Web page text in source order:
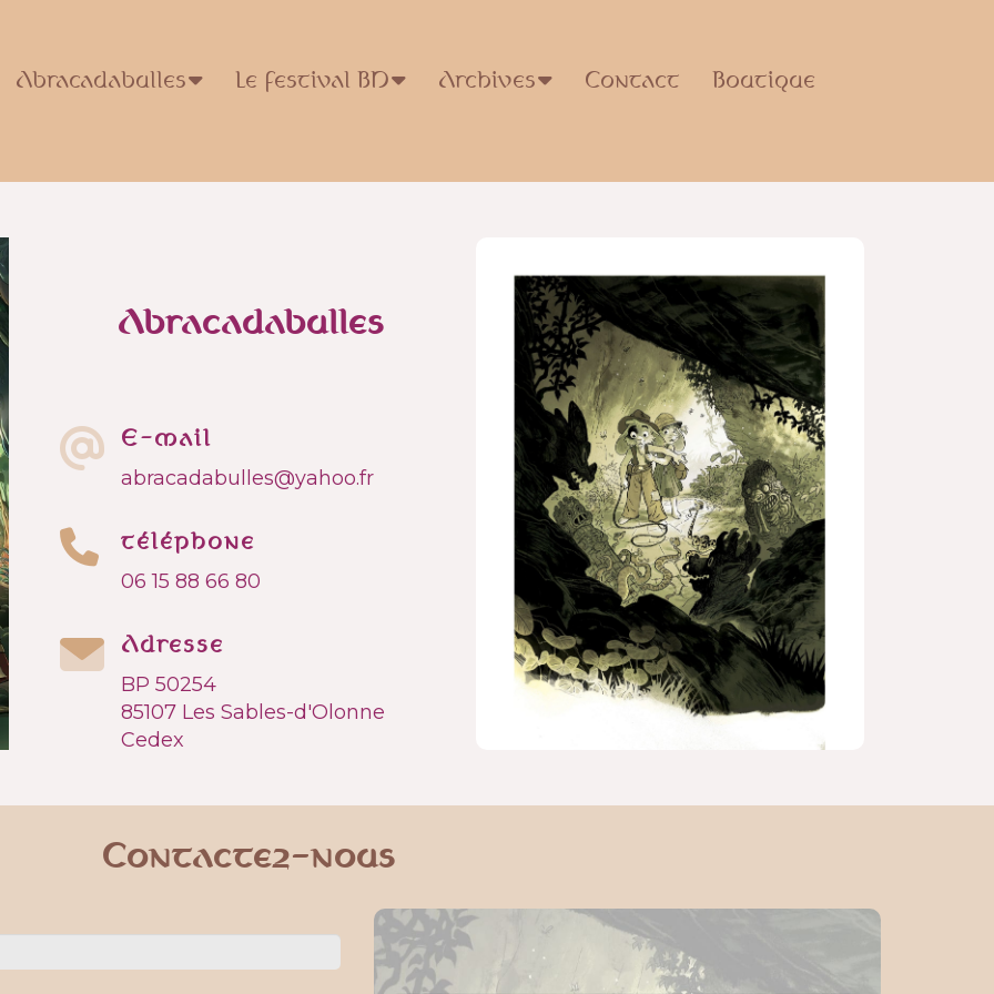
Abracadabulles Le festival BD Archives Contact Boutique
Abracadabulles
E-mail
abracadabulles@yahoo.fr
téléphone
06 15 88 66 80
Adresse
BP 50254
85107 Les Sables-d'Olonne
Cedex
Contactez-nous